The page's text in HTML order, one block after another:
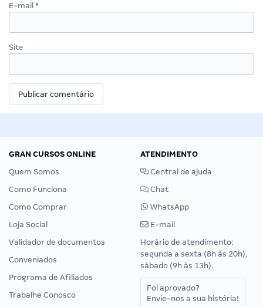
E-mail *
Site
GRAN CURSOS ONLINE
Quem Somos
Como Funciona
Como Comprar
Loja Social
Validador de documentos
Conveniados
Programa de Afiliados
Trabalhe Conosco
ATENDIMENTO
Central de ajuda
Chat
WhatsApp
E-mail
Horário de atendimento:
segunda a sexta (8h às 20h),
sábado (9h às 13h).
Foi aprovado?
Envie-nos a sua história!